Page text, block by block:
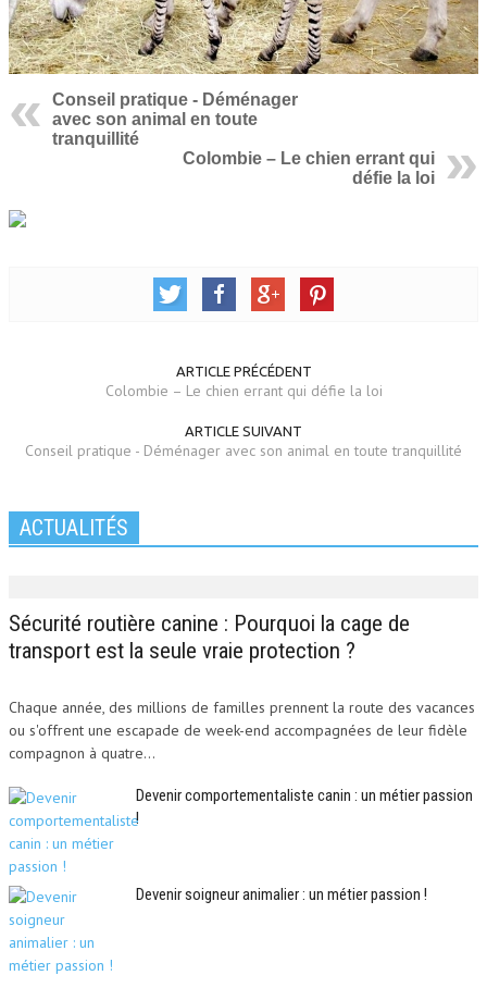
Conseil pratique - Déménager
avec son animal en toute
tranquillité
Colombie – Le chien errant qui
défie la loi
ARTICLE PRÉCÉDENT
Colombie – Le chien errant qui défie la loi
ARTICLE SUIVANT
Conseil pratique - Déménager avec son animal en toute tranquillité
ACTUALITÉS
Sécurité routière canine : Pourquoi la cage de
transport est la seule vraie protection ?
Chaque année, des millions de familles prennent la route des vacances
ou s'offrent une escapade de week-end accompagnées de leur fidèle
compagnon à quatre...
Devenir comportementaliste canin : un métier passion
!
Devenir soigneur animalier : un métier passion !